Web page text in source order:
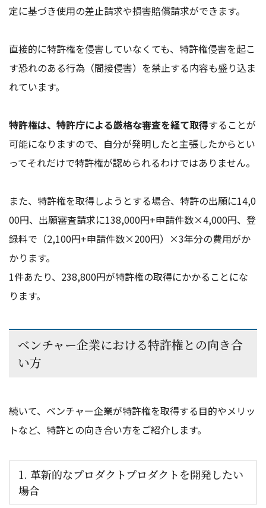
定に基づき使用の差止請求や損害賠償請求ができます。
直接的に特許権を侵害していなくても、特許権侵害を起こ
す恐れのある行為（間接侵害）を禁止する内容も盛り込ま
れています。
特許権は、特許庁による厳格な審査を経て取得することが
可能になりますので、自分が発明したと主張したからとい
ってそれだけで特許権が認められるわけではありません。
また、特許権を取得しようとする場合、特許の出願に14,0
00円、出願審査請求に138,000円+申請件数×4,000円、登
録料で（2,100円+申請件数×200円）×3年分の費用がか
かります。
1件あたり、238,800円が特許権の取得にかかることにな
ります。
ベンチャー企業における特許権との向き合
い方
続いて、ベンチャー企業が特許権を取得する目的やメリッ
トなど、特許との向き合い方をご紹介します。
1. 革新的なプロダクトプロダクトを開発したい
場合